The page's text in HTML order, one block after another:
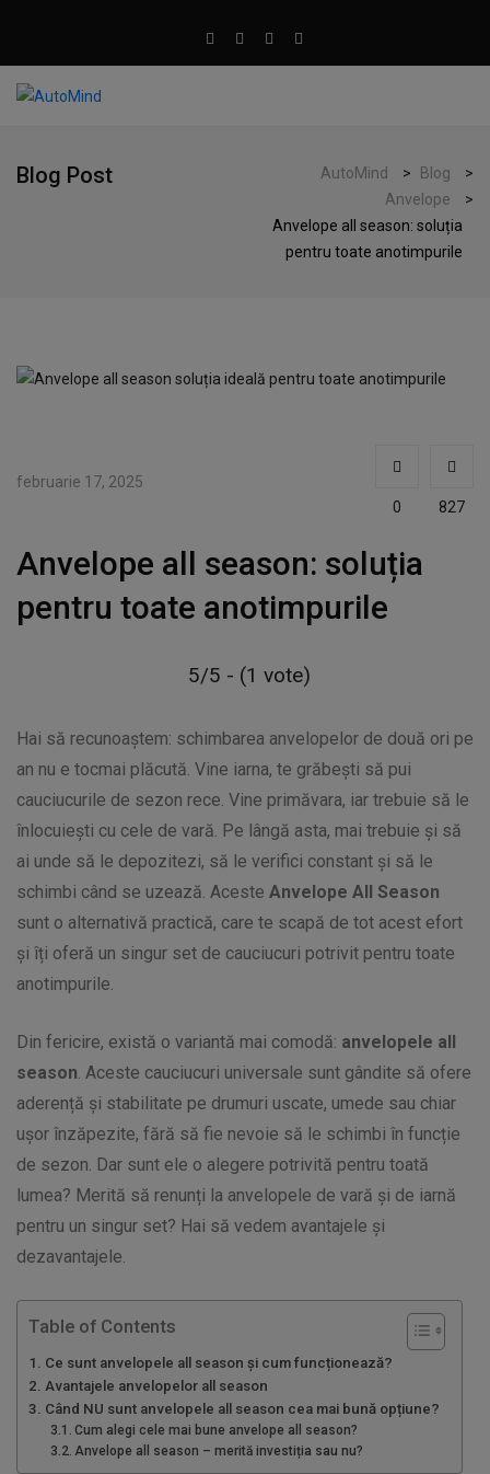
Blog Post AutoMind > Blog
>
Anvelope
>
Anvelope all season: soluția
pentru toate anotimpurile
februarie 17, 2025
0
827
Anvelope all season: soluția
pentru toate anotimpurile
5/5 - (1 vote)
Hai să recunoaștem: schimbarea anvelopelor de două ori pe
an nu e tocmai plăcută. Vine iarna, te grăbești să pui
cauciucurile de sezon rece. Vine primăvara, iar trebuie să le
înlocuiești cu cele de vară. Pe lângă asta, mai trebuie și să
ai unde să le depozitezi, să le verifici constant și să le
schimbi când se uzează. Aceste Anvelope All Season
sunt o alternativă practică, care te scapă de tot acest efort
și îți oferă un singur set de cauciucuri potrivit pentru toate
anotimpurile.
Din fericire, există o variantă mai comodă: anvelopele all
season . Aceste cauciucuri universale sunt gândite să ofere
aderență și stabilitate pe drumuri uscate, umede sau chiar
ușor înzăpezite, fără să fie nevoie să le schimbi în funcție
de sezon. Dar sunt ele o alegere potrivită pentru toată
lumea? Merită să renunți la anvelopele de vară și de iarnă
pentru un singur set? Hai să vedem avantajele și
dezavantajele.
Table of Contents
Ce sunt anvelopele all season și cum funcționează?
Avantajele anvelopelor all season
Când NU sunt anvelopele all season cea mai bună opțiune?
Cum alegi cele mai bune anvelope all season?
Anvelope all season – merită investiția sau nu?